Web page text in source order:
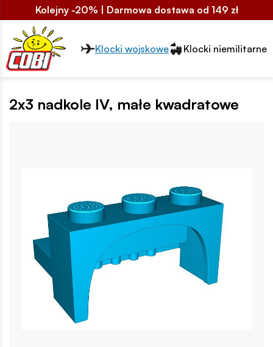
Kolejny -20% | Darmowa dostawa od 149 zł
Przełącznik segmentów2
Klocki wojskowe Klocki niemilitarne
2x3 nadkole IV, małe kwadratowe